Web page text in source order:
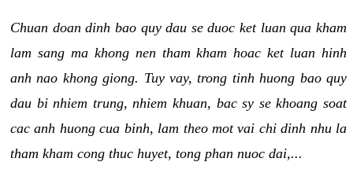
Chuan doan dinh bao quy dau se duoc ket luan qua kham
lam sang ma khong nen tham kham hoac ket luan hinh
anh nao khong giong. Tuy vay, trong tinh huong bao quy
dau bi nhiem trung, nhiem khuan, bac sy se khoang soat
cac anh huong cua binh, lam theo mot vai chi dinh nhu la
tham kham cong thuc huyet, tong phan nuoc dai,...